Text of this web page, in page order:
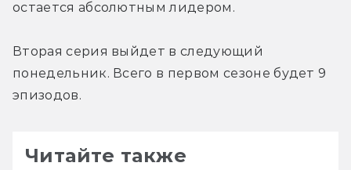
остается абсолютным лидером.
Вторая серия выйдет в следующий
понедельник. Всего в первом сезоне будет 9
эпизодов.
Читайте также